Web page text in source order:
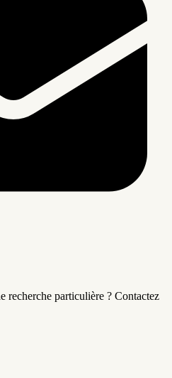
recherche particulière ? Contactez